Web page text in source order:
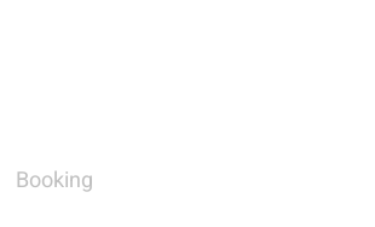
Booking